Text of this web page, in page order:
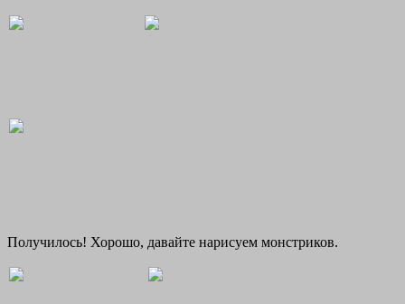
Получилось! Хорошо, давайте нарисуем монстриков.